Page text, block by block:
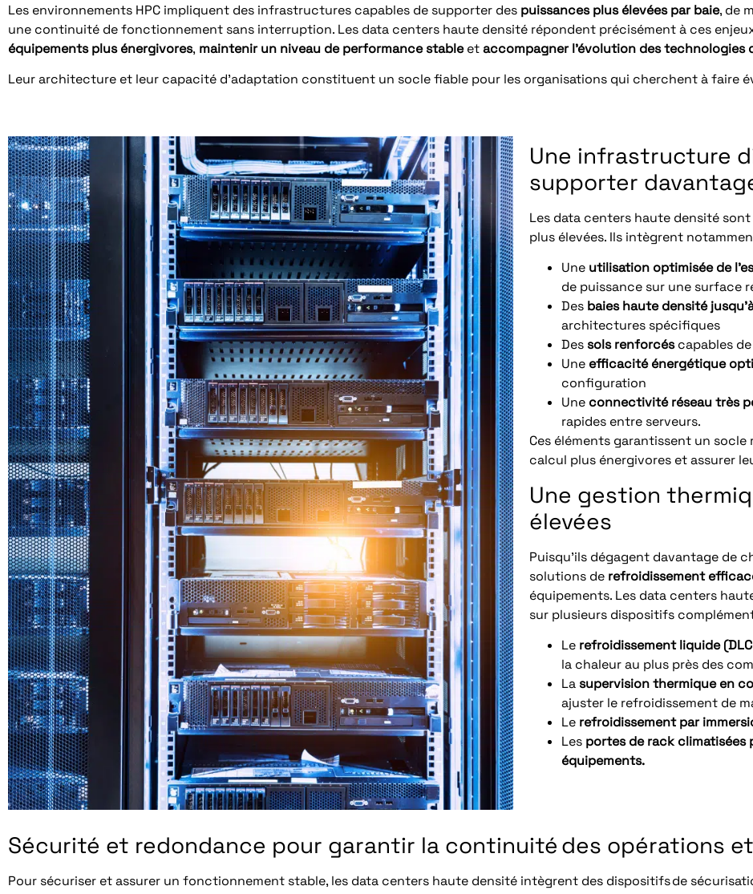
Les environnements HPC impliquent des infrastructures capables de supporter des puissances plus élevées par baie, de
une continuité de fonctionnement sans interruption. Les data centers haute densité répondent précisément à ces
équipements plus énergivores, maintenir un niveau de performance stableetaccompagner l’évolution des technologies
Leur architecture et leur capacité d’adaptation constituent un socle fiable pour les organisations qui cherchent à faire
Une infrastructure
supporter
Les data centers haute densité
plus élevées. Ils intègrent
Une utilisation optimisée de
de puissance sur une surface
Des baies haute densité
architectures spécifiques
Des sols renforcéscapables
Une efficacité énergétique
configuration
Une connectivité réseau très
rapides entre serveurs.
Ces éléments garantissent un
calcul plus énergivores et assurer
Une gestion
élevées
Puisqu’ils dégagent davantage de
solutions de refroidissement
équipements. Les data centers
sur plusieurs dispositifs
Le refroidissement liquide
la chaleur au plus près des
La supervision thermique en
ajuster le refroidissement de
Le refroidissement par
Les portes de rack climatisées
équipements.
Sécurité et redondance pour garantir la continuité des opérations
Pour sécuriser et assurer un fonctionnement stable, les data centers haute densité intègrent des dispositifs de